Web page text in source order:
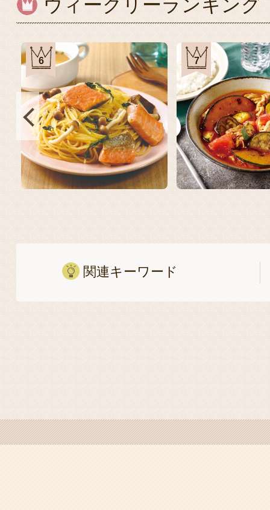
ウィークリーランキング
6 7
関連キーワード